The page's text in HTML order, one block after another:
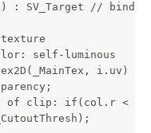
: SV_Target // bind
self-luminous
i.uv) +
of clip: if(col.r <